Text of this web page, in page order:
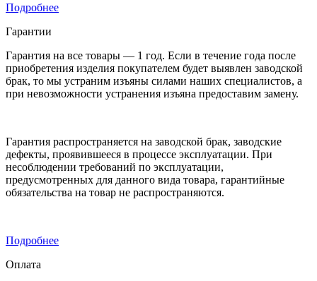
Подробнее
Гарантии
Гарантия на все товары — 1 год. Если в течение года после
приобретения изделия покупателем будет выявлен заводской
брак, то мы устраним изъяны силами наших специалистов, а
при невозможности устранения изъяна предоставим замену.
Гарантия распространяется на заводской брак, заводские
дефекты, проявившееся в процессе эксплуатации. При
несоблюдении требований по эксплуатации,
предусмотренных для данного вида товара, гарантийные
обязательства на товар не распространяются.
Подробнее
Оплата